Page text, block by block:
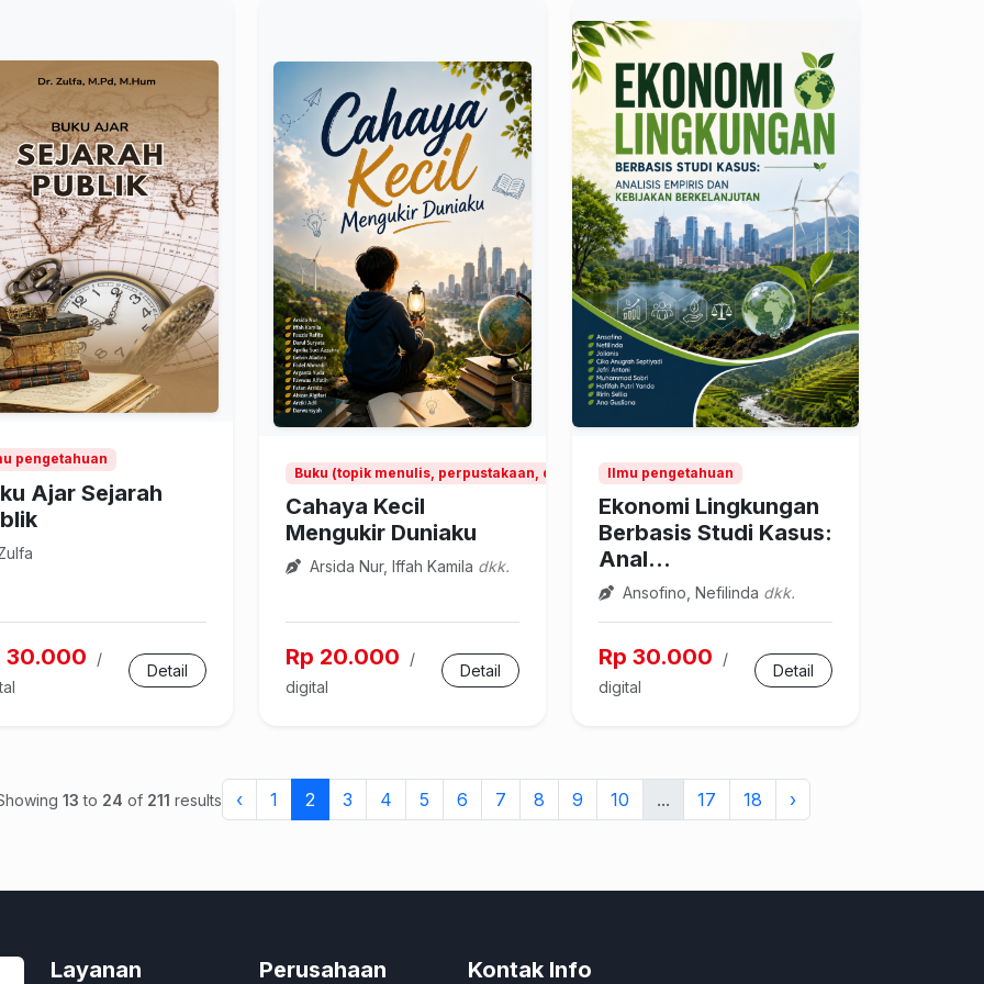
pengetahuan
Ajar Sejarah
30.000
/
Detail
Buku (topik menulis, perpustakaan, dan buku)
Cahaya Kecil
Mengukir Duniaku
Arsida Nur, Iffah Kamila dkk.
Rp 20.000
/
digital
Detail
Ilmu pengetahuan
Ekonomi Lingkungan
Berbasis Studi Kasus:
Anal...
Ansofino, Nefilinda dkk.
Rp 30.000
/
digital
Detail
13 to 24 of 211 results ‹ 1 2 3 4 5 6 7 8 9 10 ... 17 18 ›
Layanan Perusahaan Kontak Info